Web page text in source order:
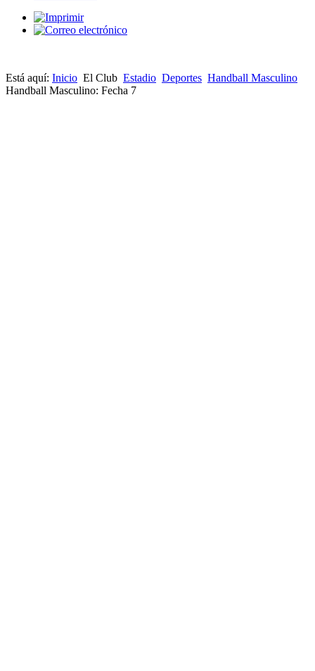
Está aquí: Inicio El Club Estadio Deportes Handball Masculino
Handball Masculino: Fecha 7